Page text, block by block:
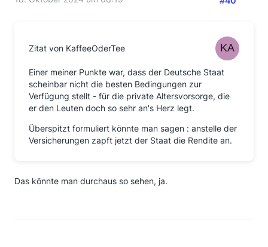
Zitat von KaffeeOderTee
Einer meiner Punkte war, dass der Deutsche Staat
scheinbar nicht die besten Bedingungen zur
Verfügung stellt - für die private Altersvorsorge, die
er den Leuten doch so sehr an's Herz legt.
Überspitzt formuliert könnte man sagen : anstelle der
Versicherungen zapft jetzt der Staat die Rendite an.
Das könnte man durchaus so sehen, ja.